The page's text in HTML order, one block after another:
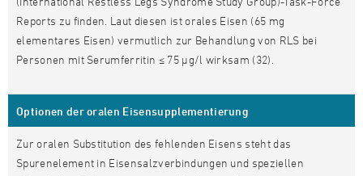
Reports zu finden. Laut diesen ist orales Eisen (65 mg
elementares Eisen) vermutlich zur Behandlung von RLS bei
Personen mit Serumferritin ≤ 75 μg/l wirksam (32).
Optionen der oralen Eisensupplementierung
Zur oralen Substitution des fehlenden Eisens steht das
Spurenelement in Eisensalzverbindungen und speziellen